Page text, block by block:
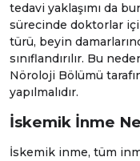
tedavi yaklaşımı da
sürecinde doktorlar
türü, beyin
sınıflandırılır. Bu
Nöroloji Bölümü
yapılmalıdır.
İskemik İnme
İskemik inme, tüm